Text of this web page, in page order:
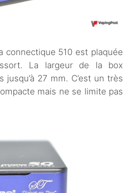
connectique 510 est plaquée
La largeur de la box
27 mm. C’est un très
mais ne se limite pas